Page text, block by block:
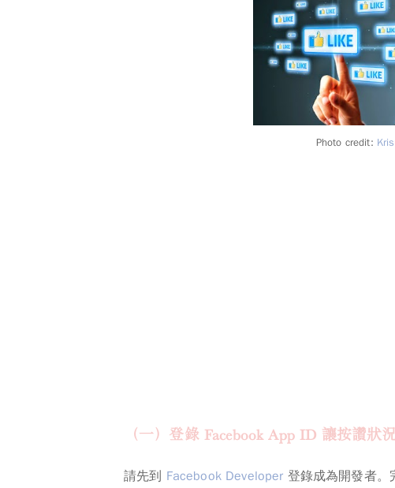
Photo credit:
（一）登錄 Facebook App ID 讓按讚狀
請先到 Facebook Developer 登錄成為開發者。